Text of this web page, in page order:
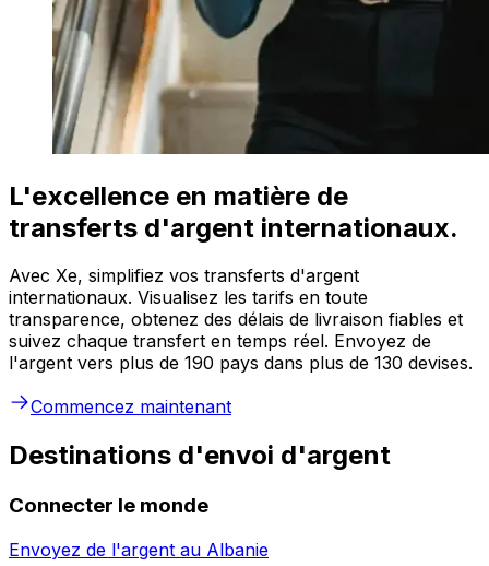
L'excellence en matière de
transferts d'argent internationaux.
Avec Xe, simplifiez vos transferts d'argent
internationaux. Visualisez les tarifs en toute
transparence, obtenez des délais de livraison fiables et
suivez chaque transfert en temps réel. Envoyez de
l'argent vers plus de 190 pays dans plus de 130 devises.
Commencez maintenant
Destinations d'envoi d'argent
Connecter le monde
Envoyez de l'argent au Albanie